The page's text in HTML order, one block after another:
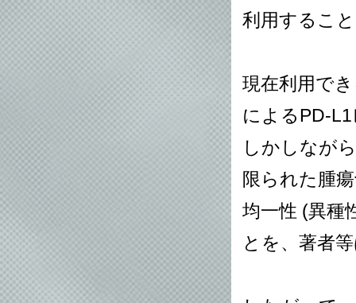
利用するこ
現在利用で
によるPD-
しかしなが
限られた腫
均一性 (異種
とを、著者